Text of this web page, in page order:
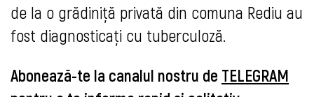
de la o grădiniţă privată din comuna Rediu au
fost diagnosticaţi cu tuberculoză.
Abonează-te la canalul nostru de TELEGRAM